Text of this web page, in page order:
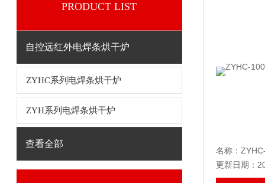
PRODUCT LIST
自控远红外电焊条烘干炉
ZYHC系列电焊条烘干炉
ZYH系列电焊条烘干炉
查看全部
更新日期：